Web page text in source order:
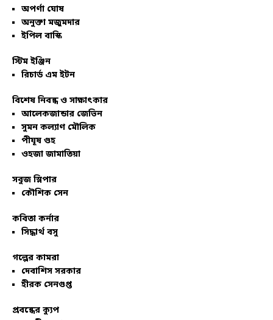
অপর্ণা ঘোষ
অনুক্তা মজুমদার
ইপিল বাস্কি
স্টিম ইঞ্জিন
রিচার্ড এম ইটন
বিশেষ নিবন্ধ ও সাক্ষাৎকার
আলেকজান্ডার জেভিন
সুমন কল্যাণ মৌলিক
পীযূষ গুহ
ওহজা জামাতিয়া
সবুজ স্লিপার
কৌশিক সেন
কবিতা কর্নার
সিদ্ধার্থ বসু
গল্পের কামরা
দেবাশিস সরকার
হীরক সেনগুপ্ত
প্রবন্ধের ক্যুপ